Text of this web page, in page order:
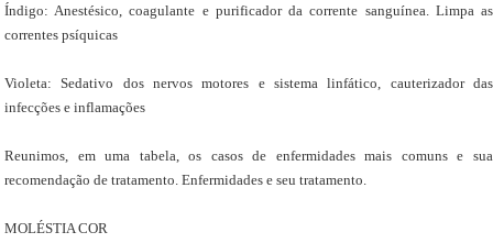
Índigo: Anestésico, coagulante e purificador da corrente sanguínea. Limpa as
correntes psíquicas
Violeta: Sedativo dos nervos motores e sistema linfático, cauterizador das
infecções e inflamações
Reunimos, em uma tabela, os casos de enfermidades mais comuns e sua
recomendação de tratamento. Enfermidades e seu tratamento.
MOLÉSTIA COR